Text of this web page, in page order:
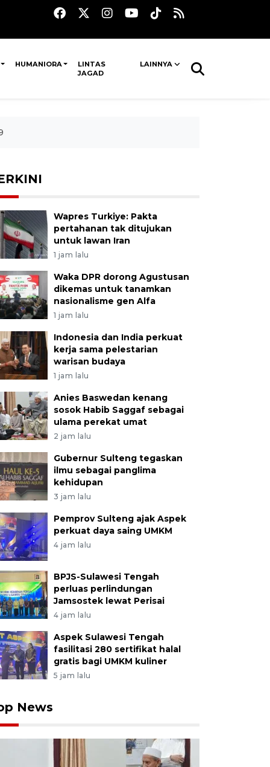
HUMANIORA
LINTAS
JAGAD
LAINNYA
Wapres Turkiye: Pakta
pertahanan tak ditujukan
untuk lawan Iran
1 jam lalu
Waka DPR dorong Agustusan
dikemas untuk tanamkan
nasionalisme gen Alfa
1 jam lalu
Indonesia dan India perkuat
kerja sama pelestarian
warisan budaya
1 jam lalu
Anies Baswedan kenang
sosok Habib Saggaf sebagai
ulama perekat umat
2 jam lalu
Gubernur Sulteng tegaskan
ilmu sebagai panglima
kehidupan
3 jam lalu
Pemprov Sulteng ajak Aspek
perkuat daya saing UMKM
4 jam lalu
BPJS-Sulawesi Tengah
perluas perlindungan
Jamsostek lewat Perisai
4 jam lalu
Aspek Sulawesi Tengah
fasilitasi 280 sertifikat halal
gratis bagi UMKM kuliner
5 jam lalu
News